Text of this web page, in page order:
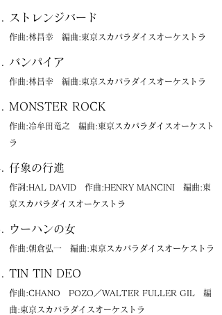
ストレンジバード
作曲:林昌幸 編曲:東京スカパラダイスオーケストラ
バンパイア
作曲:林昌幸 編曲:東京スカパラダイスオーケストラ
MONSTER ROCK
作曲:冷牟田竜之 編曲:東京スカパラダイスオーケスト
ラ
仔象の行進
作詞:HAL DAVID 作曲:HENRY MANCINI 編曲:東
京スカパラダイスオーケストラ
ウーハンの女
作曲:朝倉弘一 編曲:東京スカパラダイスオーケストラ
TIN TIN DEO
作曲:CHANO POZO／WALTER FULLER GIL 編
曲:東京スカパラダイスオーケストラ